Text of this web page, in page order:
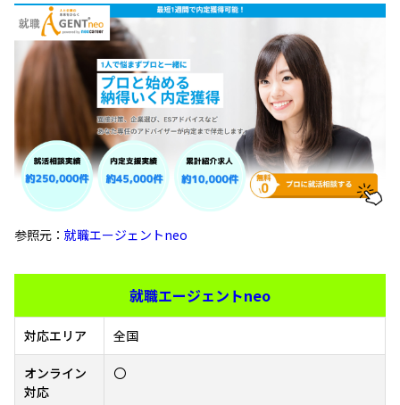
参照元： 就職エージェントneo
就職エージェントneo
対応エリア 全国
オンライン
対応
〇